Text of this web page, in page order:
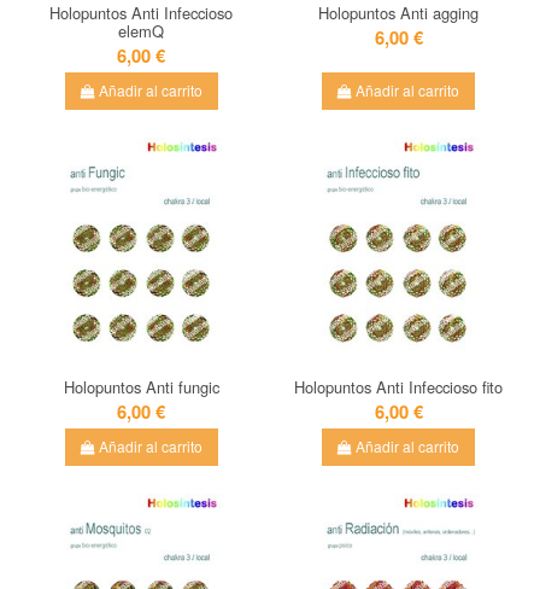
Holopuntos Anti Infeccioso
elemQ
6,00 €
Añadir al carrito
Holopuntos Anti agging
6,00 €
Añadir al carrito
Holopuntos Anti fungic
6,00 €
Añadir al carrito
Holopuntos Anti Infeccioso fito
6,00 €
Añadir al carrito